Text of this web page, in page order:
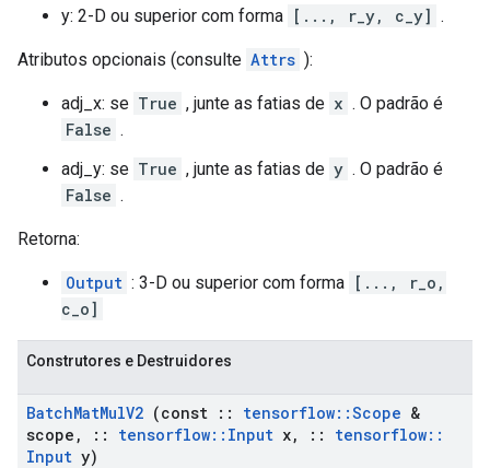
y: 2-D ou superior com forma [..., r_y, c_y] .
Atributos opcionais (consulte Attrs ):
adj_x: se True , junte as fatias de x . O padrão é
False .
adj_y: se True , junte as fatias de y . O padrão é
False .
Retorna:
Output : 3-D ou superior com forma [..., r_o,
c_o]
Construtores e Destruidores
BatchMatMulV2 (const :: tensorflow::Scope &
scope , :: tensorflow:: Input x, :: tensorflow::
Input y)